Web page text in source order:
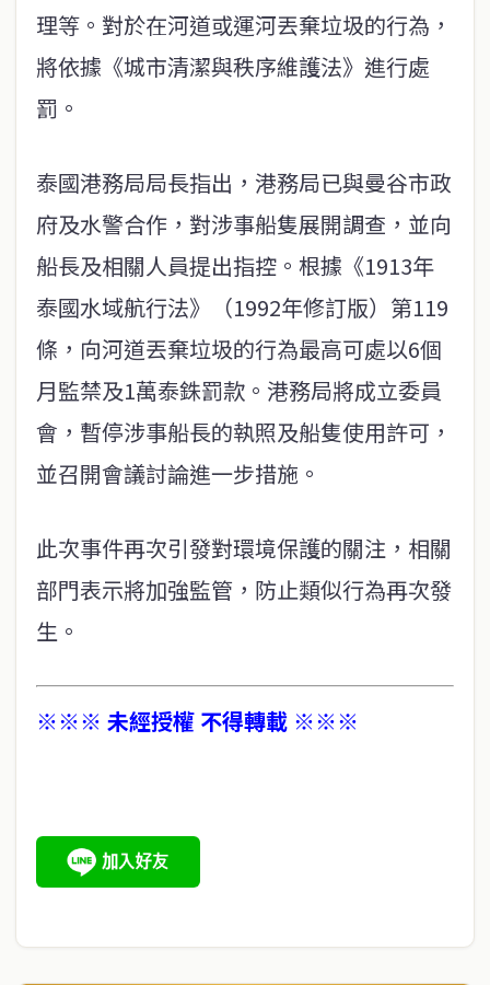
理等。對於在河道或運河丟棄垃圾的行為，
將依據《城市清潔與秩序維護法》進行處
罰。
泰國港務局局長指出，港務局已與曼谷市政
府及水警合作，對涉事船隻展開調查，並向
船長及相關人員提出指控。根據《1913年
泰國水域航行法》（1992年修訂版）第119
條，向河道丟棄垃圾的行為最高可處以6個
月監禁及1萬泰銖罰款。港務局將成立委員
會，暫停涉事船長的執照及船隻使用許可，
並召開會議討論進一步措施。
此次事件再次引發對環境保護的關注，相關
部門表示將加強監管，防止類似行為再次發
生。
※※※ 未經授權 不得轉載 ※※※